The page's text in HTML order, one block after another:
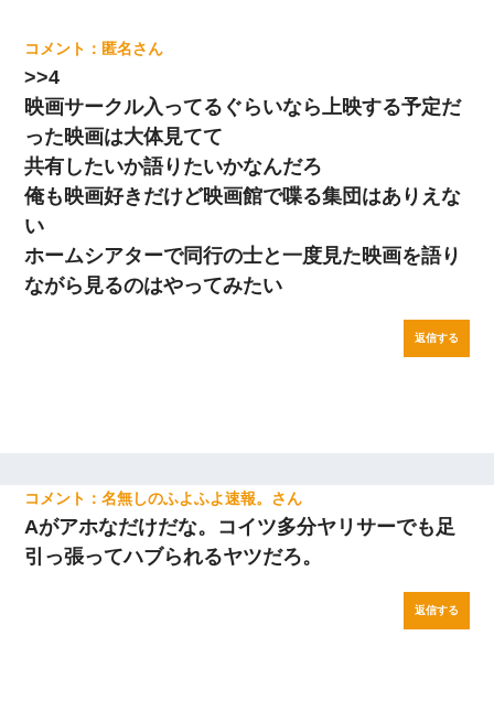
匿名
>>4
映画サークル入ってるぐらいなら上映する予定だ
った映画は大体見てて
共有したいか語りたいかなんだろ
俺も映画好きだけど映画館で喋る集団はありえな
い
ホームシアターで同行の士と一度見た映画を語り
ながら見るのはやってみたい
返信する
名無しのふよふよ速報。
Aがアホなだけだな。コイツ多分ヤリサーでも足
引っ張ってハブられるヤツだろ。
返信する